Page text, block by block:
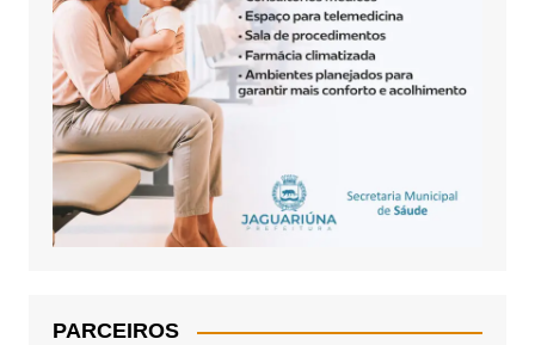
PARCEIROS